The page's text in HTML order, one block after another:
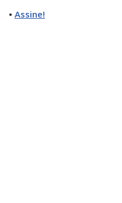
• Assine!